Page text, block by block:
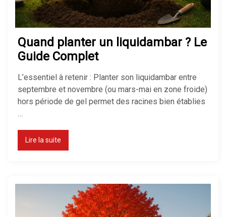
Pompe à chaleur : avantages et
inconvénients
Isolation maison : comment bien
isoler pour économiser de
l’énergie
Isolation des combles perdus :
méthodes, prix et aides 2026
Quand planter un liquidambar ? Le
Guide Complet
L’essentiel à retenir : Planter son liquidambar entre
septembre et novembre (ou mars-mai en zone froide)
hors période de gel permet des racines bien établies
…
Lire la suite